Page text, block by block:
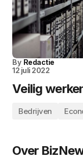
By Redactie
12 juli 2022
Veilig
Bedrijven
Over